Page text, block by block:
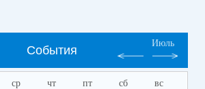
События
Июль
ср чт пт сб вс